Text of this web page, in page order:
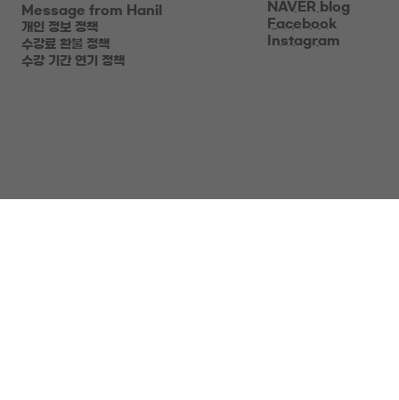
Message from Hanil
개인 정보 정책
수강료 환불 정책
수강 기간 연기 정책
NAVER blog
Facebook
Instagram